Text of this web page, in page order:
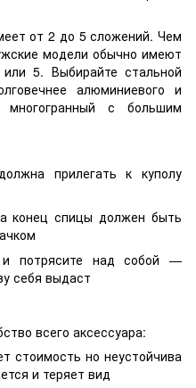
от 2 до 5 сложений. Чем
модели обычно имеют
5. Выбирайте стальной
алюминиевого и
многогранный с большим
прилегать к куполу
конец спицы должен быть
и потрясите над собой —
себя выдаст
всего аксессуара:
стоимость но неустойчива
и теряет вид